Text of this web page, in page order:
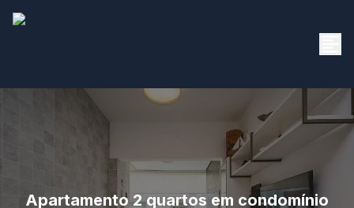
Apartamento 2 quartos em condomínio